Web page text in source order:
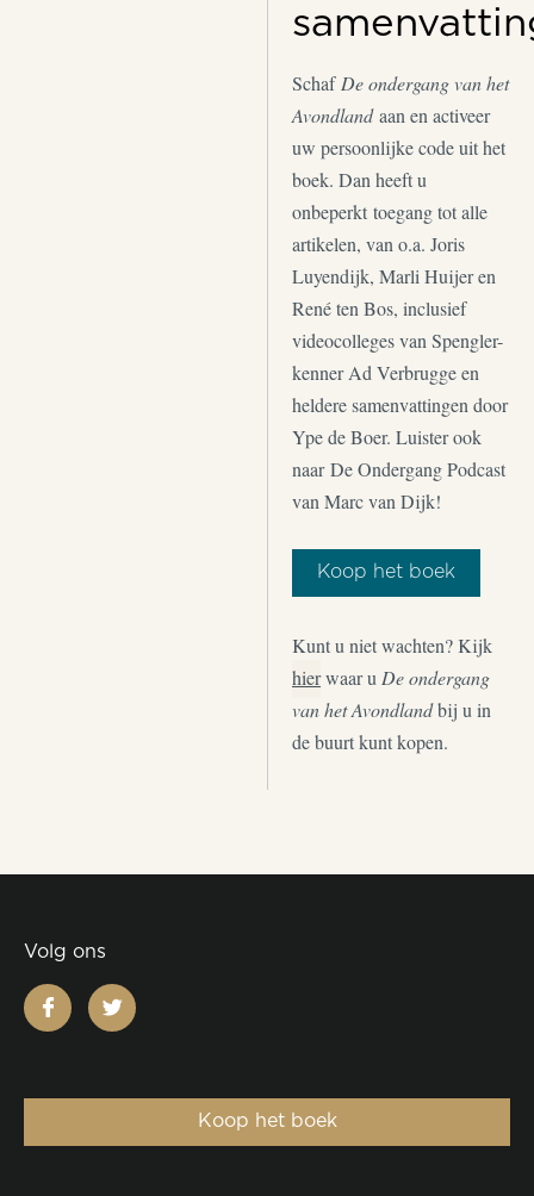
Schaf De ondergang van het
Avondlandaan en activeer
uw persoonlijke code uit het
boek. Dan heeft u
onbeperkt toegang tot alle
artikelen, van o.a. Joris
Luyendijk, Marli Huijer en
René ten Bos, inclusief
videocolleges van Spengler-
kenner Ad Verbrugge en
heldere samenvattingen door
Ype de Boer. Luister ook
naar De Ondergang Podcast
van Marc van Dijk!
Koop het boek
Kunt u niet wachten? Kijk
hierwaar u De ondergang
van het Avondlandbij u in
de buurt kunt kopen.
Volg ons
facebooktwitter
Koop het boek